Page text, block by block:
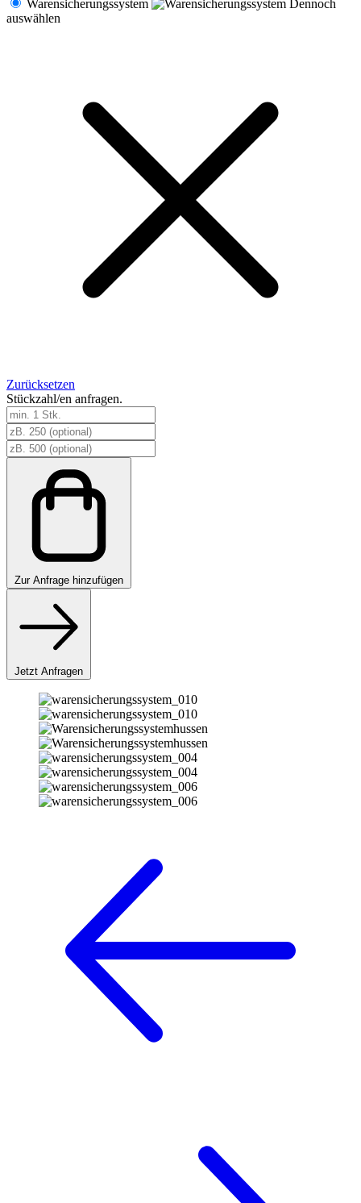
Warensicherungssystem
Dennoch
auswählen
Zurücksetzen
Stückzahl/en anfragen.
Warensicherungssystemhussen
Menge
Zur Anfrage hinzufügen
Jetzt Anfragen